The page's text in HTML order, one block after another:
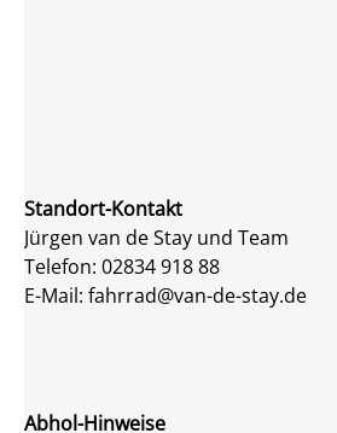
Standort-Kontakt
Jürgen van de Stay und Team
Telefon: 02834 918 88
E-Mail: fahrrad@van-de-stay.de
Abhol-Hinweise